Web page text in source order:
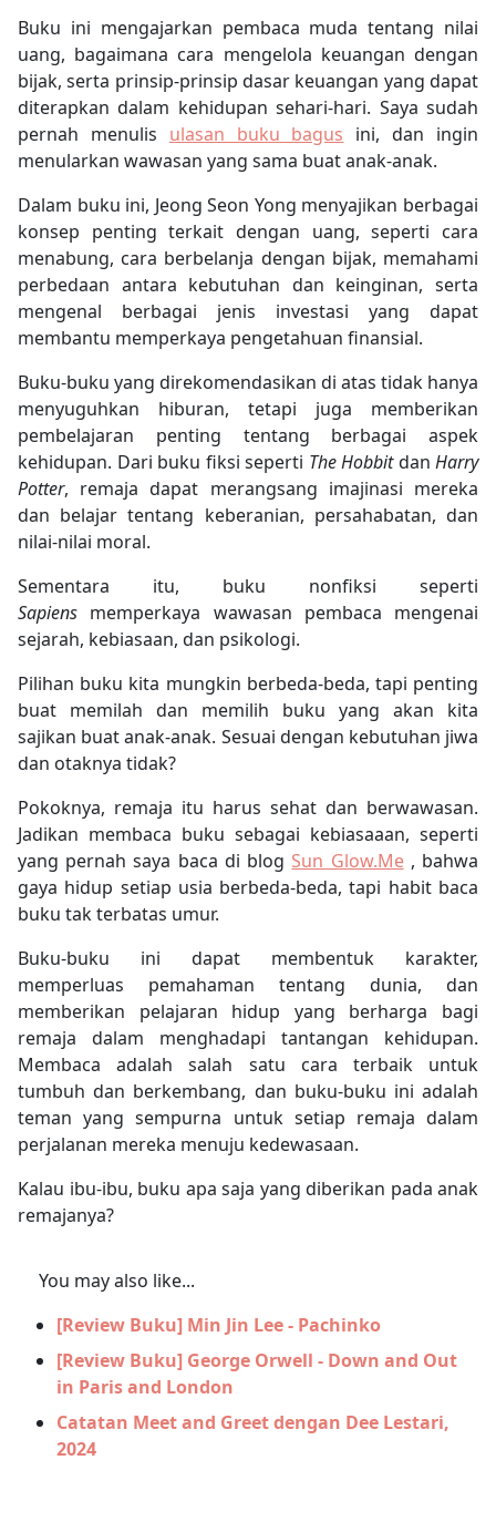
Buku ini mengajarkan pembaca muda tentang nilai
uang, bagaimana cara mengelola keuangan dengan
bijak, serta prinsip-prinsip dasar keuangan yang dapat
diterapkan dalam kehidupan sehari-hari. Saya sudah
pernah menulis ulasan buku bagus ini, dan ingin
menularkan wawasan yang sama buat anak-anak.
Dalam buku ini, Jeong Seon Yong menyajikan berbagai
konsep penting terkait dengan uang, seperti cara
menabung, cara berbelanja dengan bijak, memahami
perbedaan antara kebutuhan dan keinginan, serta
mengenal berbagai jenis investasi yang dapat
membantu memperkaya pengetahuan finansial.
Buku-buku yang direkomendasikan di atas tidak hanya
menyuguhkan hiburan, tetapi juga memberikan
pembelajaran penting tentang berbagai aspek
kehidupan. Dari buku fiksi seperti The Hobbitdan Harry
Potter, remaja dapat merangsang imajinasi mereka
dan belajar tentang keberanian, persahabatan, dan
nilai-nilai moral.
Sementara itu, buku nonfiksi seperti
Sapiens memperkaya wawasan pembaca mengenai
sejarah, kebiasaan, dan psikologi.
Pilihan buku kita mungkin berbeda-beda, tapi penting
buat memilah dan memilih buku yang akan kita
sajikan buat anak-anak. Sesuai dengan kebutuhan jiwa
dan otaknya tidak?
Pokoknya, remaja itu harus sehat dan berwawasan.
Jadikan membaca buku sebagai kebiasaaan, seperti
yang pernah saya baca di blog Sun Glow.Me, bahwa
gaya hidup setiap usia berbeda-beda, tapi habit baca
buku tak terbatas umur.
Buku-buku ini dapat membentuk karakter,
memperluas pemahaman tentang dunia, dan
memberikan pelajaran hidup yang berharga bagi
remaja dalam menghadapi tantangan kehidupan.
Membaca adalah salah satu cara terbaik untuk
tumbuh dan berkembang, dan buku-buku ini adalah
teman yang sempurna untuk setiap remaja dalam
perjalanan mereka menuju kedewasaan.
Kalau ibu-ibu, buku apa saja yang diberikan pada anak
remajanya?
You may also like...
[Review Buku] Min Jin Lee - Pachinko
[Review Buku] George Orwell - Down and Out
in Paris and London
Catatan Meet and Greet dengan Dee Lestari,
2024